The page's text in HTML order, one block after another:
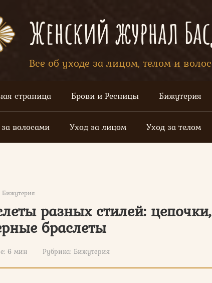
Женский журнал
Все об уходе за лицом, телом и
страница Брови и Ресницы Бижутерия
волосами Уход за лицом Уход за телом
Бижутерия
разных стилей:
браслеты
6 мин Рубрика: Бижутерия